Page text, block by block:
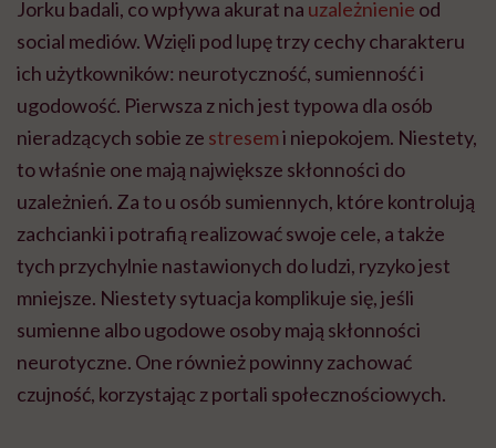
Jorku badali, co wpływa akurat na uzależnienie od
social mediów. Wzięli pod lupę trzy cechy charakteru
ich użytkowników: neurotyczność, sumienność i
ugodowość. Pierwsza z nich jest typowa dla osób
nieradzących sobie ze stresemi niepokojem. Niestety,
to właśnie one mają największe skłonności do
uzależnień. Za to u osób sumiennych, które kontrolują
zachcianki i potrafią realizować swoje cele, a także
tych przychylnie nastawionych do ludzi, ryzyko jest
mniejsze. Niestety sytuacja komplikuje się, jeśli
sumienne albo ugodowe osoby mają skłonności
neurotyczne. One również powinny zachować
czujność, korzystając z portali społecznościowych.